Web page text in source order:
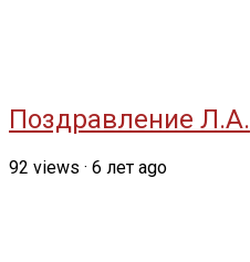
Поздравление Л.А.
92 views · 6 лет ago